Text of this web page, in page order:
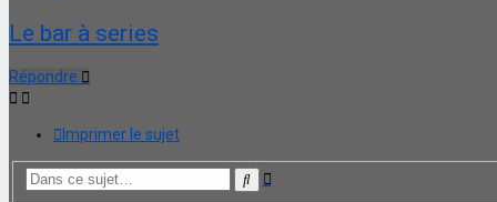
Le bar à series
Répondre
Imprimer le sujet
Rechercher
Recherche